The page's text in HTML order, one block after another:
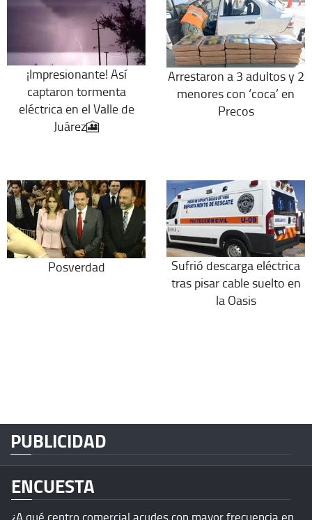
¡Impresionante! Así
captaron tormenta
eléctrica en el Valle de
Juárez🎦
Arrestaron a 3 adultos y 2
menores con ‘coca’ en
Precos
Posverdad
Sufrió descarga eléctrica
tras pisar cable suelto en
la Oasis
PUBLICIDAD
ENCUESTA
¿A qué centro comercial acudes con mayor frecuencia en